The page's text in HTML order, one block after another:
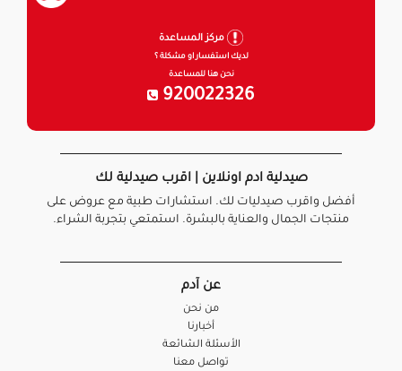
مركز المساعدة
لديك استفسار او مشكلة ؟
نحن هنا للمساعدة
920022326
صيدلية ادم اونلاين | اقرب صيدلية لك
أفضل واقرب صيدليات لك. استشارات طبية مع عروض على
منتجات الجمال والعناية بالبشرة. استمتعي بتجربة الشراء.
عن آدم
من نحن
أخبارنا
الأسئلة الشائعة
تواصل معنا